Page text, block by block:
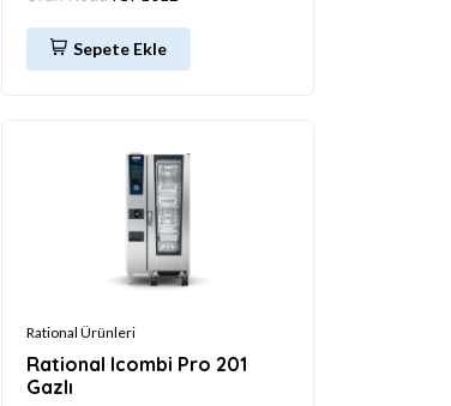
Sepete Ekle
Rational Ürünleri
Rational Icombi Pro 201
Gazlı